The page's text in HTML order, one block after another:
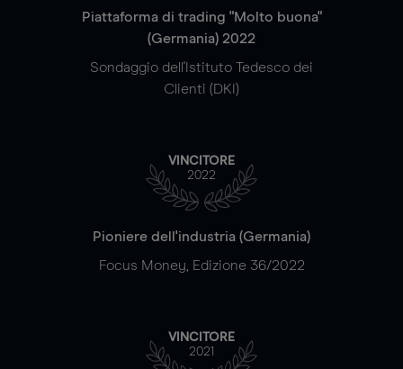
Piattaforma di trading "Molto buona"
(Germania) 2022
Sondaggio dell'Istituto Tedesco dei
Clienti (DKI)
VINCITORE
2022
Pioniere dell'industria (Germania)
Focus Money, Edizione 36/2022
VINCITORE
2021